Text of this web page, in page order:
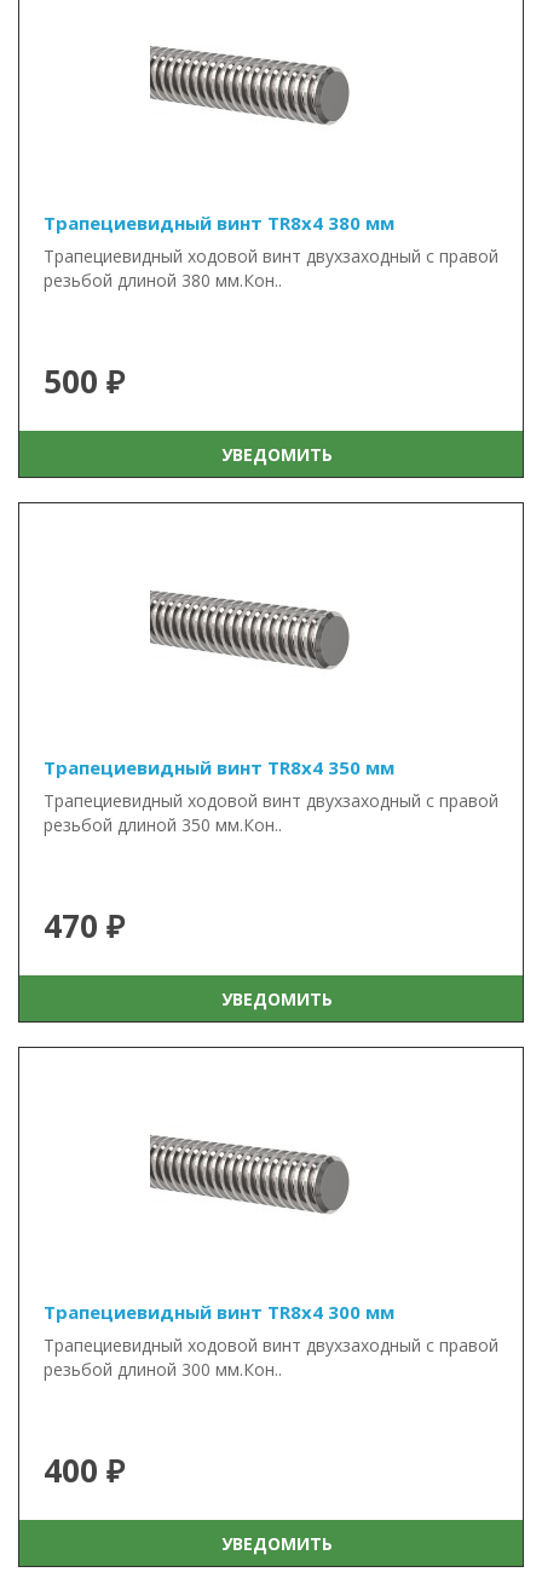
Трапециевидный винт TR8x4 380 мм
Трапециевидный ходовой винт двухзаходный с правой
резьбой длиной 380 мм.Кон..
500 ₽
УВЕДОМИТЬ
Трапециевидный винт TR8x4 350 мм
Трапециевидный ходовой винт двухзаходный с правой
резьбой длиной 350 мм.Кон..
470 ₽
УВЕДОМИТЬ
Трапециевидный винт TR8x4 300 мм
Трапециевидный ходовой винт двухзаходный с правой
резьбой длиной 300 мм.Кон..
400 ₽
УВЕДОМИТЬ